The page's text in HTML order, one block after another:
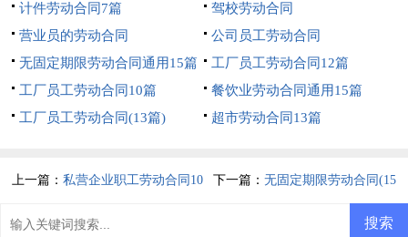
计件劳动合同7篇
驾校劳动合同
营业员的劳动合同
公司员工劳动合同
无固定期限劳动合同通用15篇
工厂员工劳动合同12篇
工厂员工劳动合同10篇
餐饮业劳动合同通用15篇
工厂员工劳动合同(13篇)
超市劳动合同13篇
上一篇：私营企业职工劳动合同10 下一篇： 无固定期限劳动合同(15